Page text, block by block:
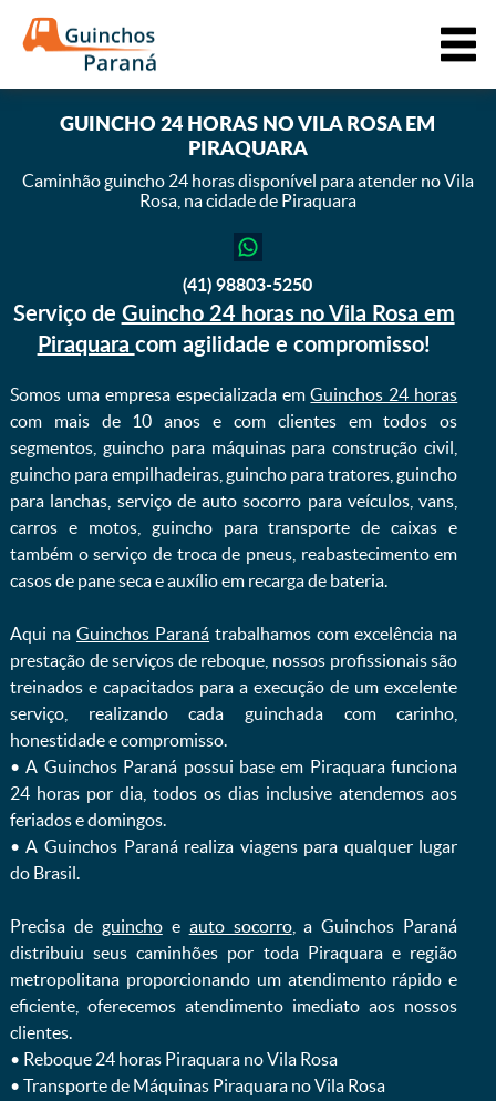
GUINCHO 24 HORAS NO VILA ROSA EM
PIRAQUARA
Caminhão guincho 24 horas disponível para atender no Vila
Rosa, na cidade de Piraquara
(41) 98803-5250
Serviço de Guincho 24 horas no Vila Rosa em
Piraquara com agilidade e compromisso!
Somos uma empresa especializada emGuinchos 24 horas
com mais de 10 anos e com clientes em todos os
segmentos, guincho para máquinas para construção civil,
guincho para empilhadeiras, guincho para tratores, guincho
para lanchas, serviço de auto socorro para veículos, vans,
carros e motos, guincho para transporte de caixas e
também o serviço de troca de pneus, reabastecimento em
casos de pane seca e auxílio em recarga de bateria. ㅤㅤ
Aqui naGuinchos Paraná trabalhamos com excelência na
prestação de serviços de reboque, nossos profissionais são
treinados e capacitados para a execução de um excelente
serviço, realizando cada guinchada com carinho,
honestidade e compromisso.
ㅤㅤ• A Guinchos Paraná possui base em Piraquara funciona
24 horas por dia, todos os dias inclusive atendemos aos
feriados e domingos.
ㅤㅤ• A Guinchos Paraná realiza viagens para qualquer lugar
do Brasil.
Precisa de guinchoe auto socorro, a Guinchos Paraná
distribuiu seus caminhões por toda Piraquara e região
metropolitana proporcionando um atendimento rápido e
eficiente, oferecemos atendimento imediato aos nossos
clientes.
ㅤㅤ• Reboque 24 horas Piraquara no Vila Rosa
ㅤㅤ• Transporte de Máquinas Piraquara no Vila Rosa